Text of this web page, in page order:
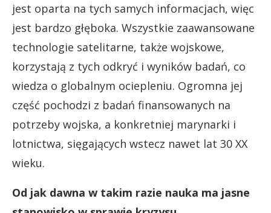
jest oparta na tych samych informacjach, więc
jest bardzo głęboka. Wszystkie zaawansowane
technologie satelitarne, także wojskowe,
korzystają z tych odkryć i wyników badań, co
wiedza o globalnym ociepleniu. Ogromna jej
część pochodzi z badań finansowanych na
potrzeby wojska, a konkretniej marynarki i
lotnictwa, sięgających wstecz nawet lat 30 XX
wieku.
Od jak dawna w takim razie nauka ma jasne